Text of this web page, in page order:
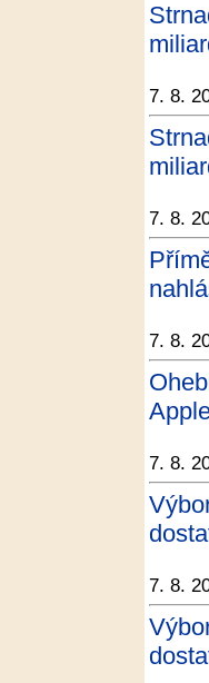
7. 8.
7. 8.
7. 8.
7. 8.
7. 8.